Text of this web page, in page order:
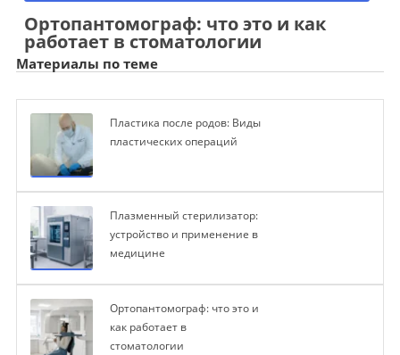
Ортопантомограф: что это и как
работает в стоматологии
Материалы по теме
Пластика после родов: Виды
пластических операций
Плазменный стерилизатор:
устройство и применение в
медицине
Ортопантомограф: что это и
как работает в
стоматологии